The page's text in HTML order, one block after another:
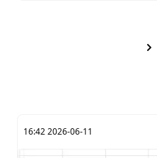
2026-06-11 16:42